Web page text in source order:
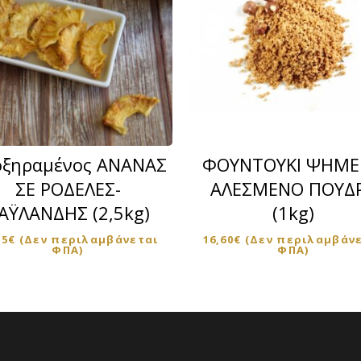
ΑΝΑΝΑΣ
ΣΕ ΡΟΔΕΛΕΣ-
(2,5kg)
€ (Δεν περιλαμβάνεται
ΦΠΑ)
ΦΟΥΝΤΟΥΚΙ
ΑΛΕΣΜΕΝΟ
(1kg)
16,60€ (Δεν
ΦΠΑ)